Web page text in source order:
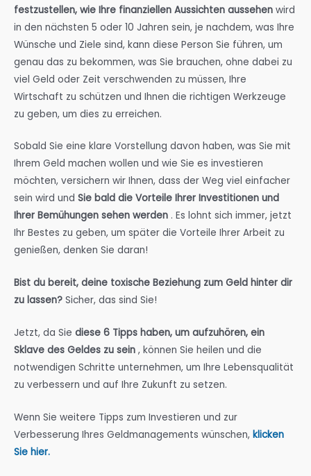
festzustellen, wie Ihre finanziellen Aussichten aussehen wird
in den nächsten 5 oder 10 Jahren sein, je nachdem, was Ihre
Wünsche und Ziele sind, kann diese Person Sie führen, um
genau das zu bekommen, was Sie brauchen, ohne dabei zu
viel Geld oder Zeit verschwenden zu müssen, Ihre
Wirtschaft zu schützen und Ihnen die richtigen Werkzeuge
zu geben, um dies zu erreichen.
Sobald Sie eine klare Vorstellung davon haben, was Sie mit
Ihrem Geld machen wollen und wie Sie es investieren
möchten, versichern wir Ihnen, dass der Weg viel einfacher
sein wird und Sie bald die Vorteile Ihrer Investitionen und
Ihrer Bemühungen sehen werden . Es lohnt sich immer, jetzt
Ihr Bestes zu geben, um später die Vorteile Ihrer Arbeit zu
genießen, denken Sie daran!
Bist du bereit, deine toxische Beziehung zum Geld hinter dir
zu lassen? Sicher, das sind Sie!
Jetzt, da Sie diese 6 Tipps haben, um aufzuhören, ein
Sklave des Geldes zu sein , können Sie heilen und die
notwendigen Schritte unternehmen, um Ihre Lebensqualität
zu verbessern und auf Ihre Zukunft zu setzen.
Wenn Sie weitere Tipps zum Investieren und zur
Verbesserung Ihres Geldmanagements wünschen, klicken
Sie hier.